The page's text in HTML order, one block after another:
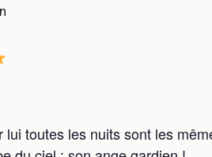
toutes les nuits sont les